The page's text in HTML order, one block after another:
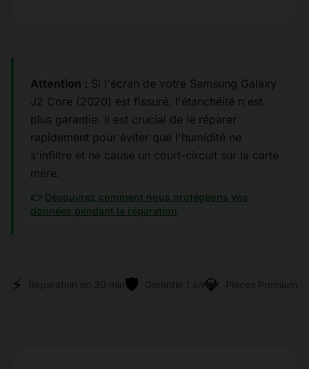
Attention : Si l'écran de votre Samsung Galaxy
J2 Core (2020) est fissuré, l'étanchéité n'est
plus garantie. Il est crucial de le réparer
rapidement pour éviter que l'humidité ne
s'infiltre et ne cause un court-circuit sur la carte
mère.
👉 Découvrez comment nous protégeons vos
données pendant la réparation
⚡ Réparation en 30 min🛡️ Garantie 1 an💎 Pièces Premium